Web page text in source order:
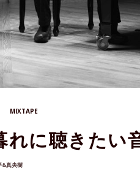
MIXTAPE
れに聴きたい
&真央樹